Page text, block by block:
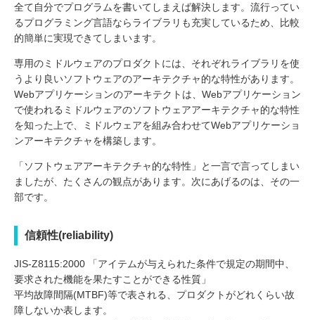
全て自分でプログラムを書いてしまえば解決します。流行ってい
るプログラミング言語ならライブラリも充実しているため、比較
的簡単に実現できてしまいます。
専用のミドルウェアのプロダクトには、それぞれライブラリを使
うより良いソフトウェアのアーキテクチャ的な特性があります。
Webアプリケーションのアーキテクトは、Webアプリケーション
で使われるミドルウェアのソフトウェアアーキテクチャ的な特性
を知った上で、ミドルウェアを組み合わせてWebアプリケーショ
ンアーキテクチャを構築します。
「ソフトウェアアーキテクチャ的な特性」と一言で言ってしまい
ましたが、たくさんの観点があります。次にあげるのは、その一
部です。
信頼性(reliability)
JIS-Z8115:2000 「アイテムが与えられた条件で規定の期間中、
要求された機能を果たすことができる性質」
平均故障間隔(MTBF)等で表される、プロダクトがどれくらい故
障しないか表します。